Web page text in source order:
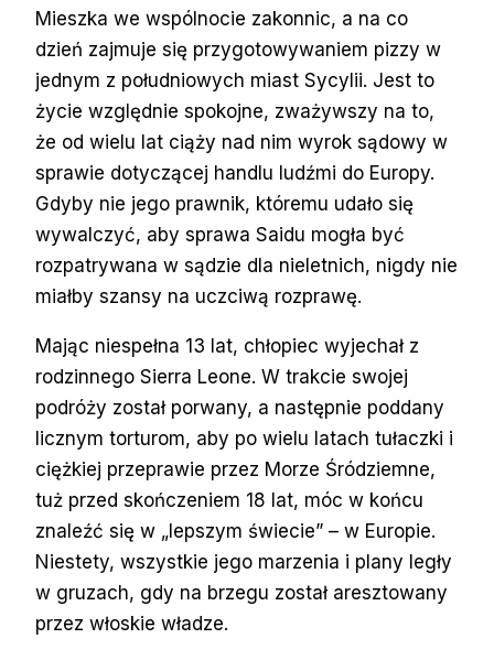
Mieszka we wspólnocie zakonnic, a na co
dzień zajmuje się przygotowywaniem pizzy w
jednym z południowych miast Sycylii. Jest to
życie względnie spokojne, zważywszy na to,
że od wielu lat ciąży nad nim wyrok sądowy w
sprawie dotyczącej handlu ludźmi do Europy.
Gdyby nie jego prawnik, któremu udało się
wywalczyć, aby sprawa Saidu mogła być
rozpatrywana w sądzie dla nieletnich, nigdy nie
miałby szansy na uczciwą rozprawę.
Mając niespełna 13 lat, chłopiec wyjechał z
rodzinnego Sierra Leone. W trakcie swojej
podróży został porwany, a następnie poddany
licznym torturom, aby po wielu latach tułaczki i
ciężkiej przeprawie przez Morze Śródziemne,
tuż przed skończeniem 18 lat, móc w końcu
znaleźć się w „lepszym świecie” – w Europie.
Niestety, wszystkie jego marzenia i plany legły
w gruzach, gdy na brzegu został aresztowany
przez włoskie władze.